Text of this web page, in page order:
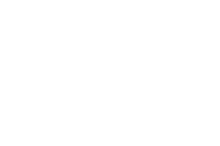
Nutzen Sie die KI-
verdächtige
einem frühen